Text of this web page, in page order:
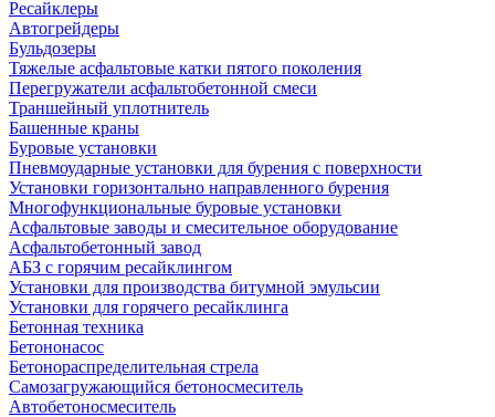
Ресайклеры
Автогрейдеры
Бульдозеры
Тяжелые асфальтовые катки пятого поколения
Перегружатели асфальтобетонной смеси
Траншейный уплотнитель
Башенные краны
Буровые установки
Пневмоударные установки для бурения с поверхности
Установки горизонтально направленного бурения
Многофункциональные буровые установки
Асфальтовые заводы и смесительное оборудование
Асфальтобетонный завод
АБЗ с горячим ресайклингом
Установки для производства битумной эмульсии
Установки для горячего ресайклинга
Бетонная техника
Бетононасос
Бетонораспределительная стрела
Самозагружающийся бетоносмеситель
Автобетоносмеситель